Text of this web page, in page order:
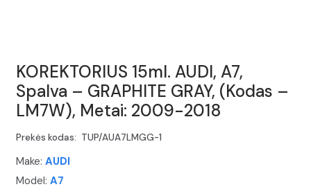
KOREKTORIUS 15ml. AUDI, A7,
Spalva – GRAPHITE GRAY, (Kodas –
LM7W), Metai: 2009-2018
Prekės kodas: TUP/AUA7LMGG-1
Make: AUDI
Model: A7